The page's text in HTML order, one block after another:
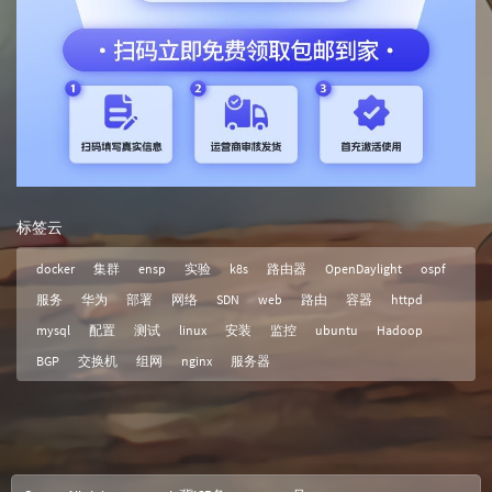
标签云
docker 集群 ensp 实验 k8s 路由器 OpenDaylight
ospf
服务
华为 部署 网络 SDN web 路由 容器
httpd
mysql
配置 测试 linux 安装 监控 ubuntu
Hadoop
BGP
交换机 组网 nginx 服务器